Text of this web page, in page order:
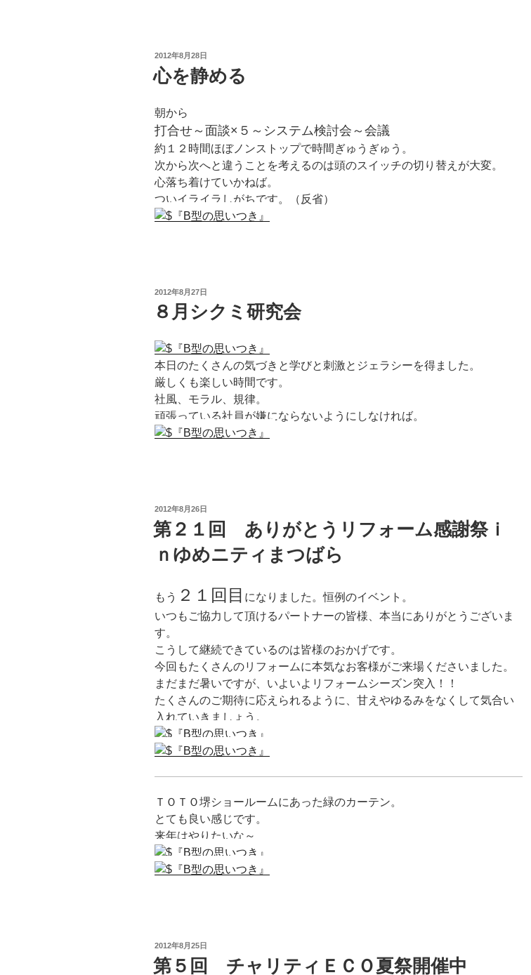
投
稿
日:
2012年8月28日
心を静める
朝から
打合せ～面談×５～システム検討会～会議
約１２時間ほぼノンストップで時間ぎゅうぎゅう。
次から次へと違うことを考えるのは頭のスイッチの切り替えが大変。
心落ち着けていかねば。
ついイライラしがちです。（反省）
投
日:
2012年8月27日
８月シクミ研究会
本日のたくさんの気づきと学びと刺激とジェラシーを得ました。
厳しくも楽しい時間です。
社風、モラル、規律。
頑張っている社員が嫌にならないようにしなければ。
投
稿
日:
2012年8月26日
第２１回 ありがとうリフォーム感謝祭ｉ
ｎゆめニティまつばら
もう ２１回目 になりました。恒例のイベント。
いつもご協力して頂けるパートナーの皆様、本当にありがとうございま
す。
こうして継続できているのは皆様のおかげです。
今回もたくさんのリフォームに本気なお客様がご来場くださいました。
まだまだ暑いですが、いよいよリフォームシーズン突入！！
たくさんのご期待に応えられるように、甘えやゆるみをなくして気合い
入れていきましょう。
ＴＯＴＯ堺ショールームにあった緑のカーテン。
とても良い感じです。
来年はやりたいな～
投
稿
日:
2012年8月25日
第５回 チャリティＥＣＯ夏祭開催中